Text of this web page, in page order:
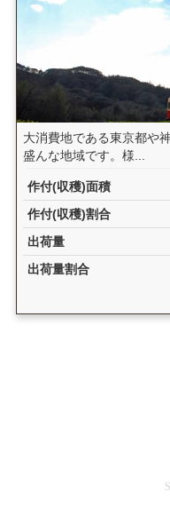
大消費地である東京都や
盛んな地域です。様...
作付(収穫)面積
作付(収穫)割合
出荷量
出荷量割合